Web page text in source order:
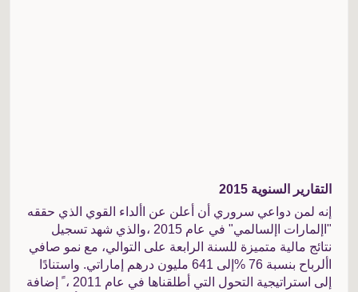
التقارير السنوية 2015
إنه لمن دواعي سروري أن أعلن عن األداء القوي الذي حققه
"اإلمارات اإلسالمي" في عام 2015 ،والذي شهد تسجيل
نتائج مالية متميزة للسنة الرابعة على التوالي، مع نمو صافي
األرباح بنسبة 76 %إلى 641 مليون درهم إماراتي. واستنادًا
إلى استراتيجية التحول التي أطلقناها في عام 2011 ، ً إضافة